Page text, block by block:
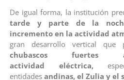
De igual forma, la institución
tarde y parte de la
incremento en la actividad
gran desarrollo vertical que
chubascos fuertes
actividad eléctrica,
entidades andinas, el Zulia y el